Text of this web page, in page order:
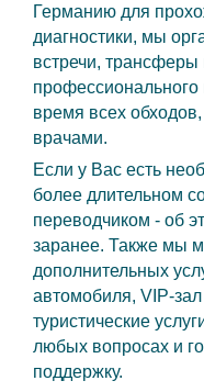
Германию для
диагностики, мы
встречи,
профессионального
время всех
врачами.
Если у Вас есть
более длительном
переводчиком - об
заранее. Также мы
дополнительных
автомобиля, VIP-
туристические
любых вопросах и
поддержку.